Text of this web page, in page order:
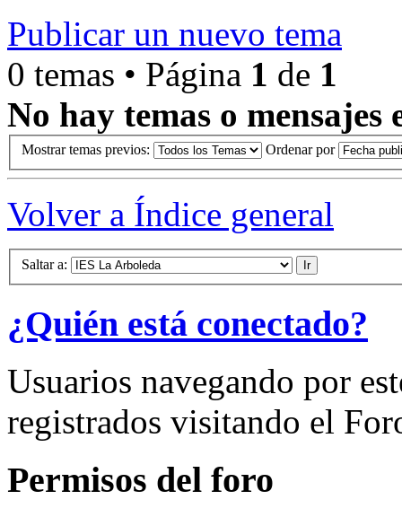
Publicar un nuevo tema
0 temas • Página 1 de 1
No hay temas o mensajes
Mostrar temas previos: Ordenar por
Volver a Índice general
Saltar a:
¿Quién está conectado?
Usuarios navegando por
registrados visitando el
Permisos del foro